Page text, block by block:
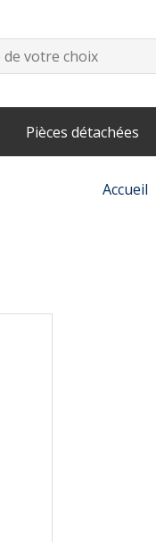
Pièces détachées
Accueil